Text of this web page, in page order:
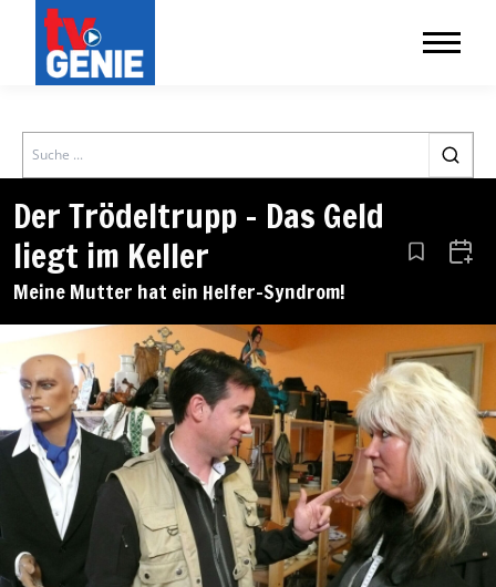
Search
Der Trödeltrupp – Das Geld
liegt im Keller
Meine Mutter hat ein Helfer-Syndrom!
Aus den